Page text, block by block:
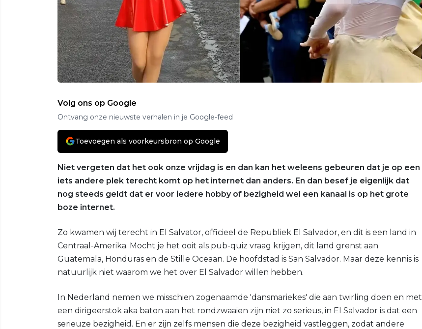
Volg ons op Google
Ontvang onze nieuwste verhalen in je Google-feed
Toevoegen als voorkeursbron op Google
Niet vergeten dat het ook onze vrijdag is en dan kan het weleens gebeuren dat je op een
iets andere plek terecht komt op het internet dan anders. En dan besef je eigenlijk dat
nog steeds geldt dat er voor iedere hobby of bezigheid wel een kanaal is op het grote
boze internet.
Zo kwamen wij terecht in El Salvator, officieel de Republiek El Salvador, en dit is een land in
Centraal-Amerika. Mocht je het ooit als pub-quiz vraag krijgen, dit land grenst aan
Guatemala, Honduras en de Stille Oceaan. De hoofdstad is San Salvador. Maar deze kennis is
natuurlijk niet waarom we het over El Salvador willen hebben.
In Nederland nemen we misschien zogenaamde 'dansmariekes' die aan twirling doen en met
een dirigeerstok aka baton aan het rondzwaaien zijn niet zo serieus, in El Salvador is dat een
serieuze bezigheid. En er zijn zelfs mensen die deze bezigheid vastleggen, zodat andere